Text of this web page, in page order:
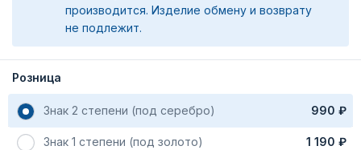
производится. Изделие обмену и возврату
не подлежит.
Розница
Знак 2 степени (под серебро) 990 ₽
Знак 1 степени (под золото) 1 190 ₽